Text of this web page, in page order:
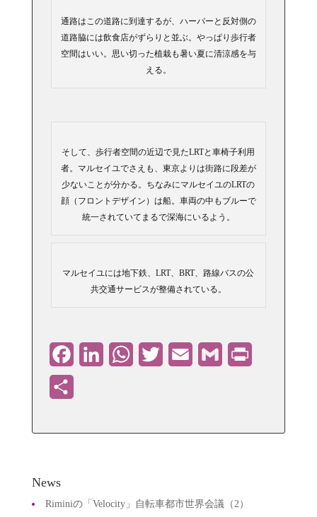
通路はこの道路に到達するが、ハーバーと反対側の
道路脇には飲食店がずらりと並ぶ。やっぱり歩行者
空間はいい。思い切った植栽も暑い夏に清涼感を与
える。
そして、歩行者空間の近辺で見たLRTと車椅子利用
者。マルセイユでさえも、東京よりは街路に段差が
少ないことが分かる。ちなみにマルセイユのLRTの
顔（フロントデザイン）は船。車両の中もブルーで
統一されていてまるで深海にいるよう。
マルセイユには地下鉄、LRT、BRT、路線バスの公
共交通サービスが整備されている。
FacebookLinkedInWhatsApp
Twitter Email Gmail
News
Riminiの「Velocity」自転車都市世界会議（2）